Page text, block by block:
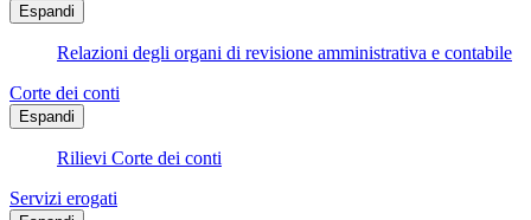
Espandi
Relazioni degli organi di revisione amministrativa e contabile
Corte dei conti
Espandi
Rilievi Corte dei conti
Servizi erogati